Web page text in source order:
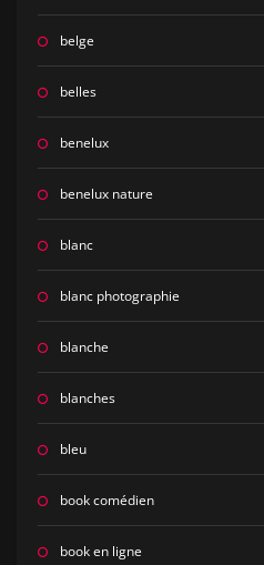
belge
belles
benelux
benelux nature
blanc
blanc photographie
blanche
blanches
bleu
book comédien
book en ligne